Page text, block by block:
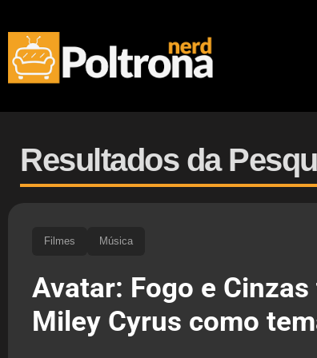
Resultados da
Filmes Música
Avatar: Fogo e
Miley Cyrus como